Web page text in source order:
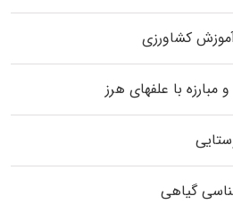
کشاورزی
با علفهای هرز
گیاهی